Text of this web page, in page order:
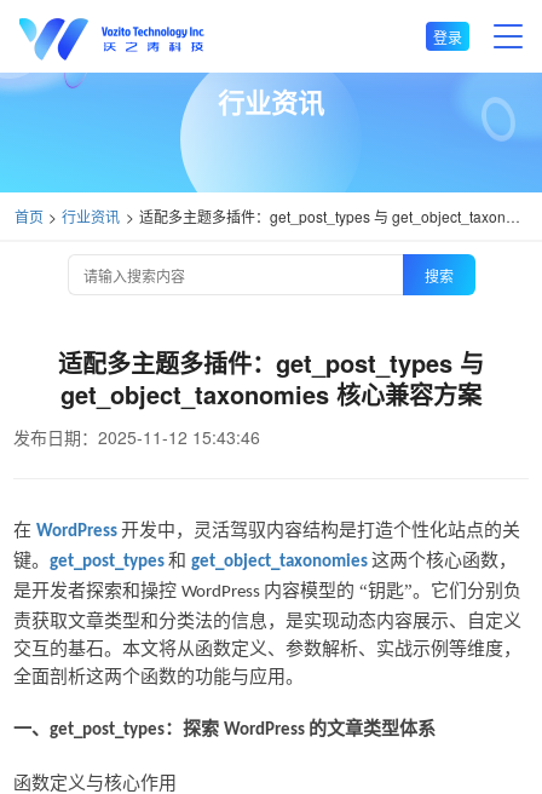
登录
行业资讯
首页 行业资讯 适配多主题多插件：get_post_types 与 get_object_taxonomies 核心兼容方案
搜索
适配多主题多插件：get_post_types 与
get_object_taxonomies 核心兼容方案
发布日期：2025-11-12 15:43:46
在 WordPress 开发中，灵活驾驭内容结构是打造个性化站点的关
键。 get_post_types 和 get_object_taxonomies 这两个核心函数，
是开发者探索和操控 WordPress 内容模型的 “钥匙”。它们分别负
责获取文章类型和分类法的信息，是实现动态内容展示、自定义
交互的基石。本文将从函数定义、参数解析、实战示例等维度，
全面剖析这两个函数的功能与应用。
一、 get_post_types：探索 WordPress 的文章类型体系
函数定义与核心作用